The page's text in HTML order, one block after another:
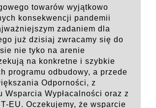
towarów wyjątkowo
konsekwencji pandemii
zadaniem dla
już dzisiaj zwracamy się do
nie tyko na arenie
na konkretne i szybkie
programu odbudowy, a przede
Odporności, z
Wypłacalności oraz z
EU. Oczekujemy, że wsparcie